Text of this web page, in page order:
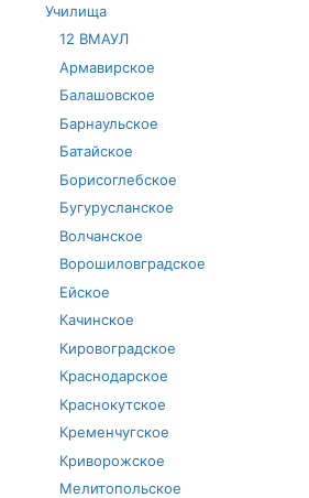
Училища
12 ВМАУЛ
Армавирское
Балашовское
Барнаульское
Батайское
Борисоглебское
Бугурусланское
Волчанское
Ворошиловградское
Ейское
Качинское
Кировоградское
Краснодарское
Краснокутское
Кременчугское
Криворожское
Мелитопольское